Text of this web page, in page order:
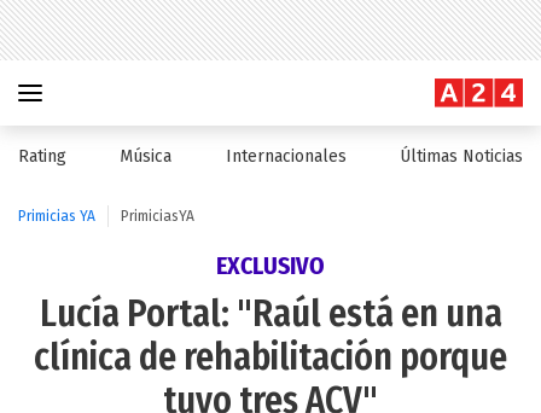
Rating Música Internacionales Últimas Noticias
Primicias YA PrimiciasYA
EXCLUSIVO
Lucía Portal: "Raúl está en una
clínica de rehabilitación porque
tuvo tres ACV"